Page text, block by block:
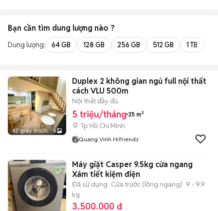
Bạn cần tìm dung lượng nào ?
Dung lượng: 64 GB 128 GB 256 GB 512 GB 1 TB
42 giây trước 5
Duplex 2 không gian ngủ full nội thất
cách VLU 500m
Nội thất đầy đủ
5 triệu/tháng 25 m²
Tp Hồ Chí Minh
Quang Vinh Hifriendz
Máy giặt Casper 9.5kg cửa ngang
Xám tiết kiệm điện
Đã sử dụng Cửa trước (lồng ngang) 9 - 9.9
kg
3.500.000 đ